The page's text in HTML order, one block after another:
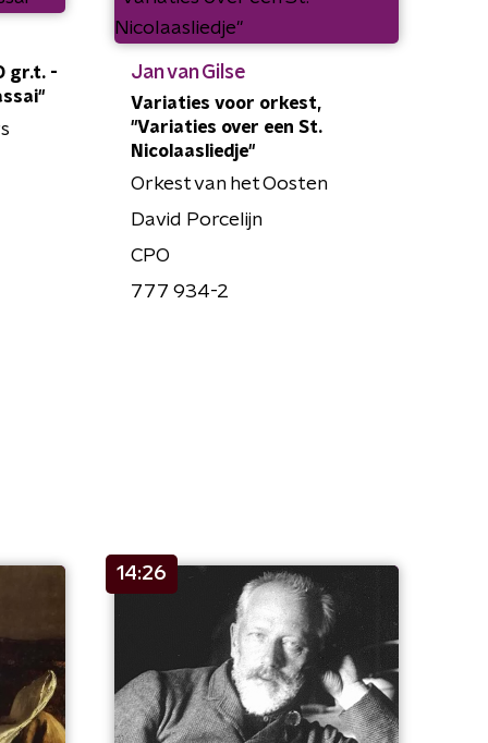
gr.t. -
Jan van Gilse
Variaties voor orkest,
"Variaties over een St.
Nicolaasliedje"
Orkest van het Oosten
David Porcelijn
CPO
777 934-2
14:26